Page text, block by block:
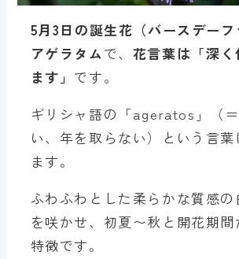
5月3日の誕生花（バースデー
アゲラタムで、 花言葉は「深く
ます 」 です。
ギリシャ語の「ageratos」（
い、年を取らない）という言葉
ます。
ふわふわとした柔らかな質感
を咲かせ、初夏〜秋と開花期
特徴です。